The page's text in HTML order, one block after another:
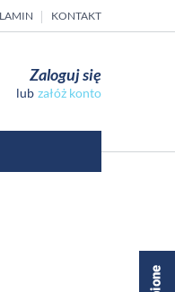
KONTAKT
Zaloguj się
załóż konto